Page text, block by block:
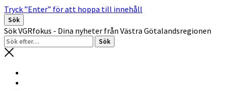
Tryck ”Enter” för att hoppa till innehåll
Sök
Sök VGRfokus - Dina nyheter från Västra Götalandsregionen